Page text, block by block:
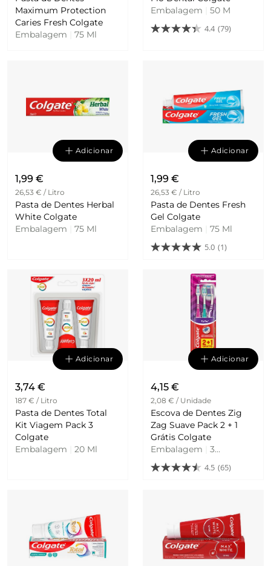
Maximum Protection
Caries Fresh Colgate
Embalagem
75 Ml
Embalagem
50 M
4.4 (79)
Adicionar
1,99 €
26,53 € / Litro
Pasta de Dentes Herbal
White Colgate
Embalagem
75 Ml
Adicionar
1,99 €
26,53 € / Litro
Pasta de Dentes Fresh
Gel Colgate
Embalagem
75 Ml
5.0 (1)
Adicionar
3,74 €
187 € / Litro
Pasta de Dentes Total
Kit Viagem Pack 3
Colgate
Embalagem
20 Ml
Adicionar
4,15 €
2,08 € / Unidade
Escova de Dentes Zig
Zag Suave Pack 2 + 1
Grátis Colgate
Embalagem
3
Unidades
4.5 (65)